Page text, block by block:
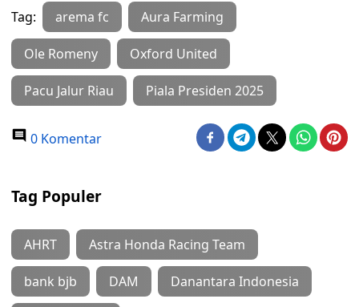
Tag: arema fc Aura Farming
Ole Romeny Oxford United
Pacu Jalur Riau Piala Presiden 2025
0 Komentar
Tag Populer
AHRT Astra Honda Racing Team
bank bjb DAM Danantara Indonesia